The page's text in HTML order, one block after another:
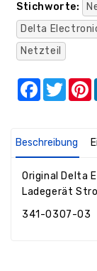
Stichworte:
Delta
Netzteil
Facebook
Beschreibung
Original Delta
Ladegerät
341-0307-03